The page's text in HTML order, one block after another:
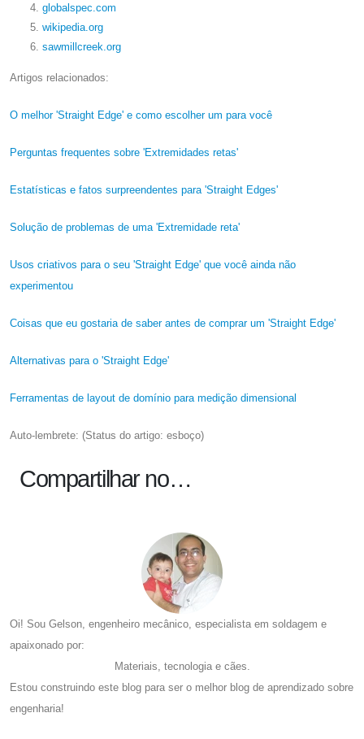
globalspec.com
wikipedia.org
sawmillcreek.org
Artigos relacionados:
O melhor 'Straight Edge' e como escolher um para você
Perguntas frequentes sobre 'Extremidades retas'
Estatísticas e fatos surpreendentes para 'Straight Edges'
Solução de problemas de uma 'Extremidade reta'
Usos criativos para o seu 'Straight Edge' que você ainda não
experimentou
Coisas que eu gostaria de saber antes de comprar um 'Straight Edge'
Alternativas para o 'Straight Edge'
Ferramentas de layout de domínio para medição dimensional
Auto-lembrete: (Status do artigo: esboço)
Compartilhar no…
Oi! Sou Gelson, engenheiro mecânico, especialista em soldagem e
apaixonado por:
Materiais, tecnologia e cães.
Estou construindo este blog para ser o melhor blog de aprendizado sobre
engenharia!